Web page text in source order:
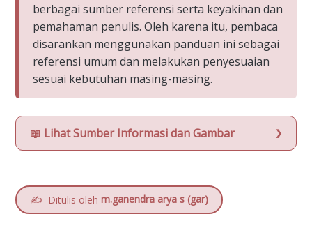
berbagai sumber referensi serta keyakinan dan
pemahaman penulis. Oleh karena itu, pembaca
disarankan menggunakan panduan ini sebagai
referensi umum dan melakukan penyesuaian
sesuai kebutuhan masing-masing.
📖 Lihat Sumber Informasi dan Gambar
✍️ Ditulis oleh m.ganendra arya s (gar)